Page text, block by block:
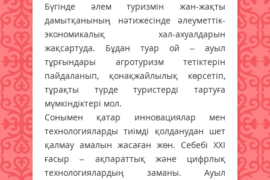
Бүгінде әлем туризмін жан-жақты
дамытқанының нәтижесінде әлеуметтік-
экономикалық хал-ахуалдарын
жақсартуда. Бұдан туар ой – ауыл
тұрғындары агротуризм тетіктерін
пайдаланып, қонақжайлылық көрсетіп,
тұрақты түрде туристерді тартуға
мүмкіндіктері мол.
Сонымен қатар инновациялар мен
технологияларды тиімді қолданудан шет
қалмау амалын жасаған жөн. Себебі ХХІ
ғасыр – ақпараттық және цифрлық
технологиялардың заманы. Ауыл